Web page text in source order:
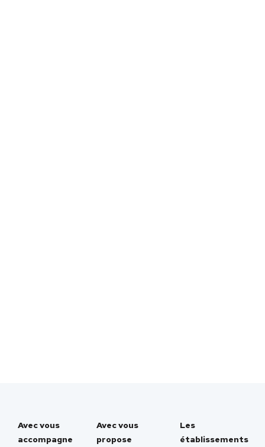
Avec vous
accompagne
Avec vous
propose
Les
établissements